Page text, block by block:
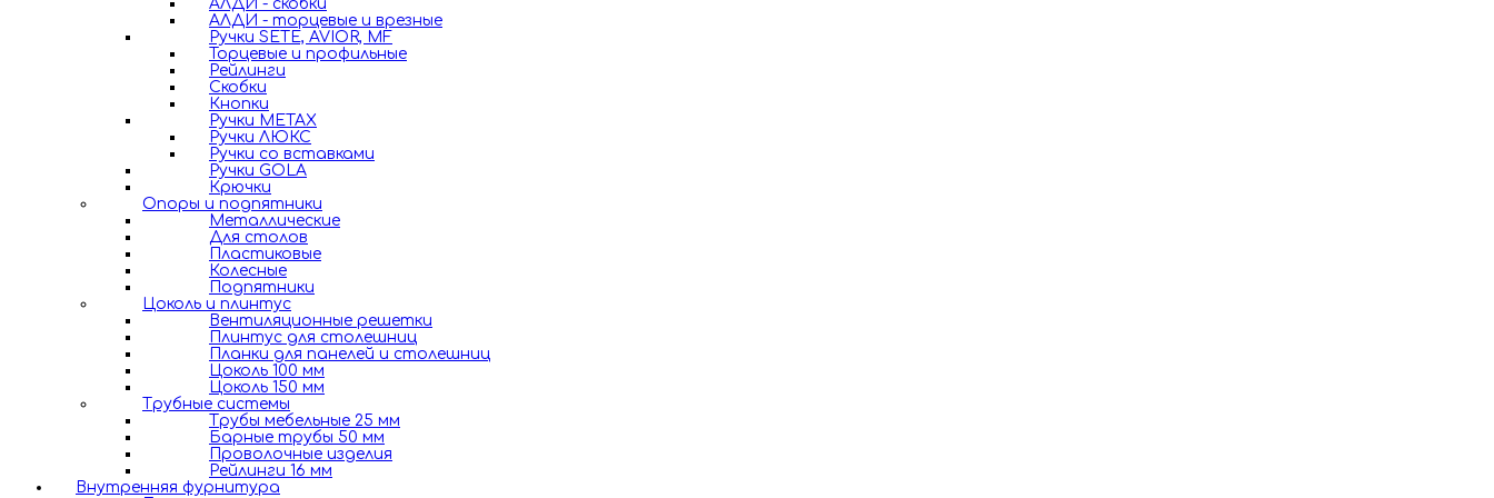
АЛДИ - скобки
АЛДИ - торцевые и врезные
Ручки SETE, AVIOR, MF
Торцевые и профильные
Рейлинги
Скобки
Кнопки
Ручки METAX
Ручки ЛЮКС
Ручки со вставками
Ручки GOLA
Крючки
Опоры и подпятники
Металлические
Для столов
Пластиковые
Колесные
Подпятники
Цоколь и плинтус
Вентиляционные решетки
Плинтус для столешниц
Планки для панелей и столешниц
Цоколь 100 мм
Цоколь 150 мм
Трубные системы
Трубы мебельные 25 мм
Барные трубы 50 мм
Проволочные изделия
Рейлинги 16 мм
Внутренняя фурнитура